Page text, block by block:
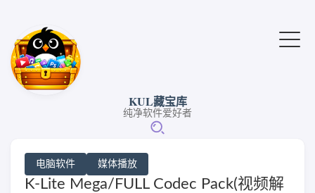
KUL藏宝库
纯净软件爱好者
电脑软件 媒体播放
K-Lite Mega/FULL Codec Pack(视频解